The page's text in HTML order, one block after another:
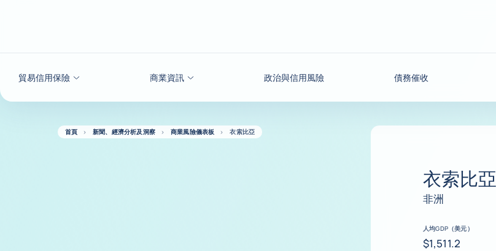
貿易信用保險 商業資訊 政治與信用風險 債務催收
首頁 新聞、經濟分析及洞察 商業風險儀表板 衣索比亞
衣索比亞
非洲
人均GDP（美元）
$1,511.2